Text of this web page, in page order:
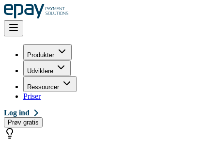
Produkter
Udviklere
Ressourcer
Priser
Log ind
Prøv gratis